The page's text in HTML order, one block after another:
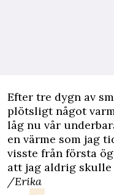
Efter tre dygn av
plötsligt något
låg nu vår
en värme som jag
visste från första
att jag aldrig skulle
/Erika